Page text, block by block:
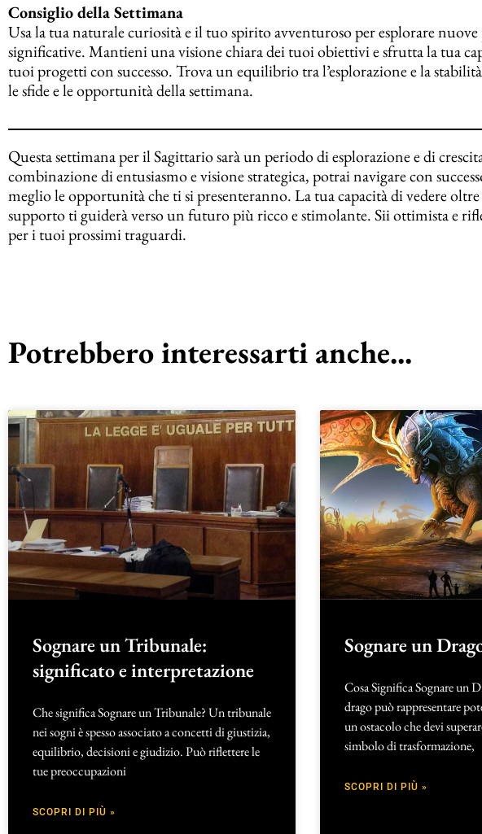
Consiglio della Settimana
Usa la tua naturale curiosità e il tuo spirito avventuroso per esplorare
significative. Mantieni una visione chiara dei tuoi obiettivi e sfrutta la tua
tuoi progetti con successo. Trova un equilibrio tra l’esplorazione e la
le sfide e le opportunità della settimana.
Questa settimana per il Sagittario sarà un periodo di esplorazione e di
combinazione di entusiasmo e visione strategica, potrai navigare con
meglio le opportunità che ti si presenteranno. La tua capacità di vedere
supporto ti guiderà verso un futuro più ricco e stimolante. Sii ottimista e
per i tuoi prossimi traguardi.
Potrebbero interessarti anche...
Sognare un Tribunale:
significato e interpretazione
Che significa Sognare un Tribunale? Un tribunale
nei sogni è spesso associato a concetti di giustizia,
equilibrio, decisioni e giudizio. Può riflettere le
tue preoccupazioni
SCOPRI DI PIÙ »
Sognare un
Cosa Significa Sognare un
drago può rappresentare
un ostacolo che devi
simbolo di trasformazione,
SCOPRI DI PIÙ »